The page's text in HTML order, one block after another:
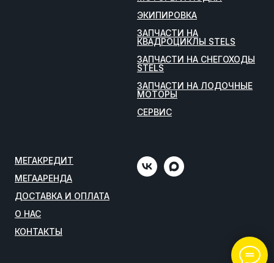
ЭКИПИРОВКА
ЗАПЧАСТИ НА
КВАДРОЦИКЛЫ STELS
ЗАПЧАСТИ НА СНЕГОХОДЫ
STELS
ЗАПЧАСТИ НА ЛОДОЧНЫЕ
МОТОРЫ
СЕРВИС
МЕГАКРЕДИТ
МЕГААРЕНДА
ДОСТАВКА И ОПЛАТА
О НАС
КОНТАКТЫ